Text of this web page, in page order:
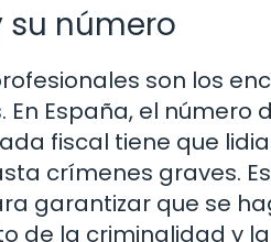
su número
son los
España, el número
fiscal tiene que
crímenes graves.
garantizar que se
de la criminalidad y